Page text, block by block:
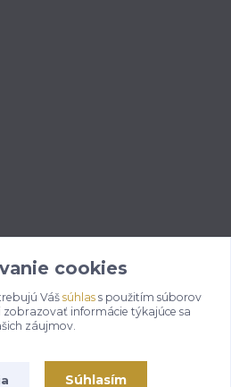
cookies
Váš súhlass použitím súborov
zobrazovať informácie týkajúce sa
záujmov.
Súhlasím